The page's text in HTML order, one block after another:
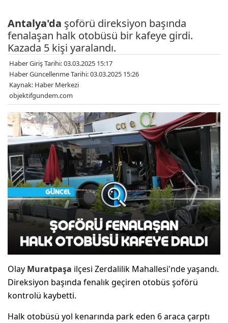
Antalya'da şoförü direksiyon başında
fenalaşan halk otobüsü bir kafeye girdi.
Kazada 5 kişi yaralandı.
Haber Giriş Tarihi: 03.03.2025 15:17
Haber Güncellenme Tarihi: 03.03.2025 15:26
Kaynak: Haber Merkezi
objektifgundem.com
Olay Muratpaşa ilçesi Zerdalilik Mahallesi'nde yaşandı.
Direksiyon başında fenalık geçiren otobüs şoförü
kontrolü kaybetti.
Halk otobüsü yol kenarında park eden 6 araca çarptı